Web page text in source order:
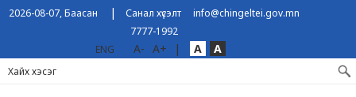
2026-08-07, Баасан |Санал хүсэлт
info@chingeltei.gov.mn
7777-1992
ENG
A- A+ | A A